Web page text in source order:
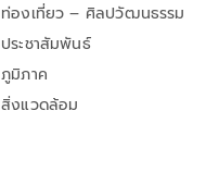
ท่องเที่ยว – ศิลปวัฒนธรรม
ประชาสัมพันธ์
ภูมิภาค
สิ่งแวดล้อม